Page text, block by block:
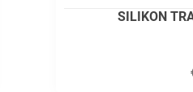
SILIKON